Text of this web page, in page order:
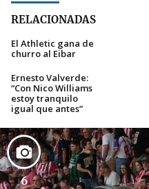
RELACIONADAS
El Athletic gana de
churro al Eibar
Ernesto Valverde:
“Con Nico Williams
estoy tranquilo
igual que antes”
6